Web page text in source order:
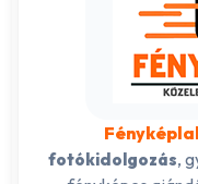
fotókidolgozás,